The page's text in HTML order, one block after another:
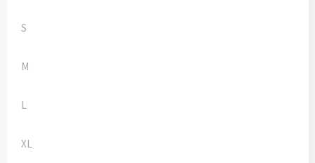
Vesten
Bivakmuts test
S
M
L
XL